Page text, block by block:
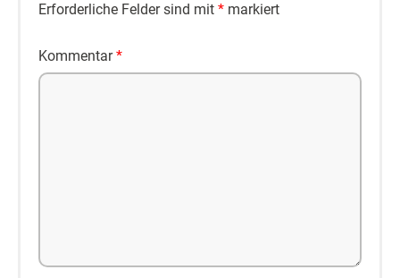
Erforderliche Felder sind mit * markiert
Kommentar*